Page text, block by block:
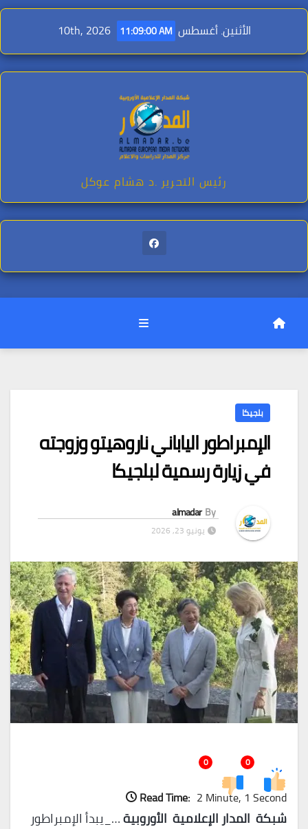
Skip
content
الأثنين. أغسطس 10th, 2026 11:09:02 AM
رئيس التحرير .د هشام عوكل
بلجيكا
الإمبراطور الياباني ناروهيتو وزوجته
في زيارة رسمية لبلجيكا
By
almadar
يونيو 23, 2026
0
0
Read Time: 2 Minute, 1 Second
شبكة المدار الإعلامية الأوروبية…_يبدأ الإمبراطور